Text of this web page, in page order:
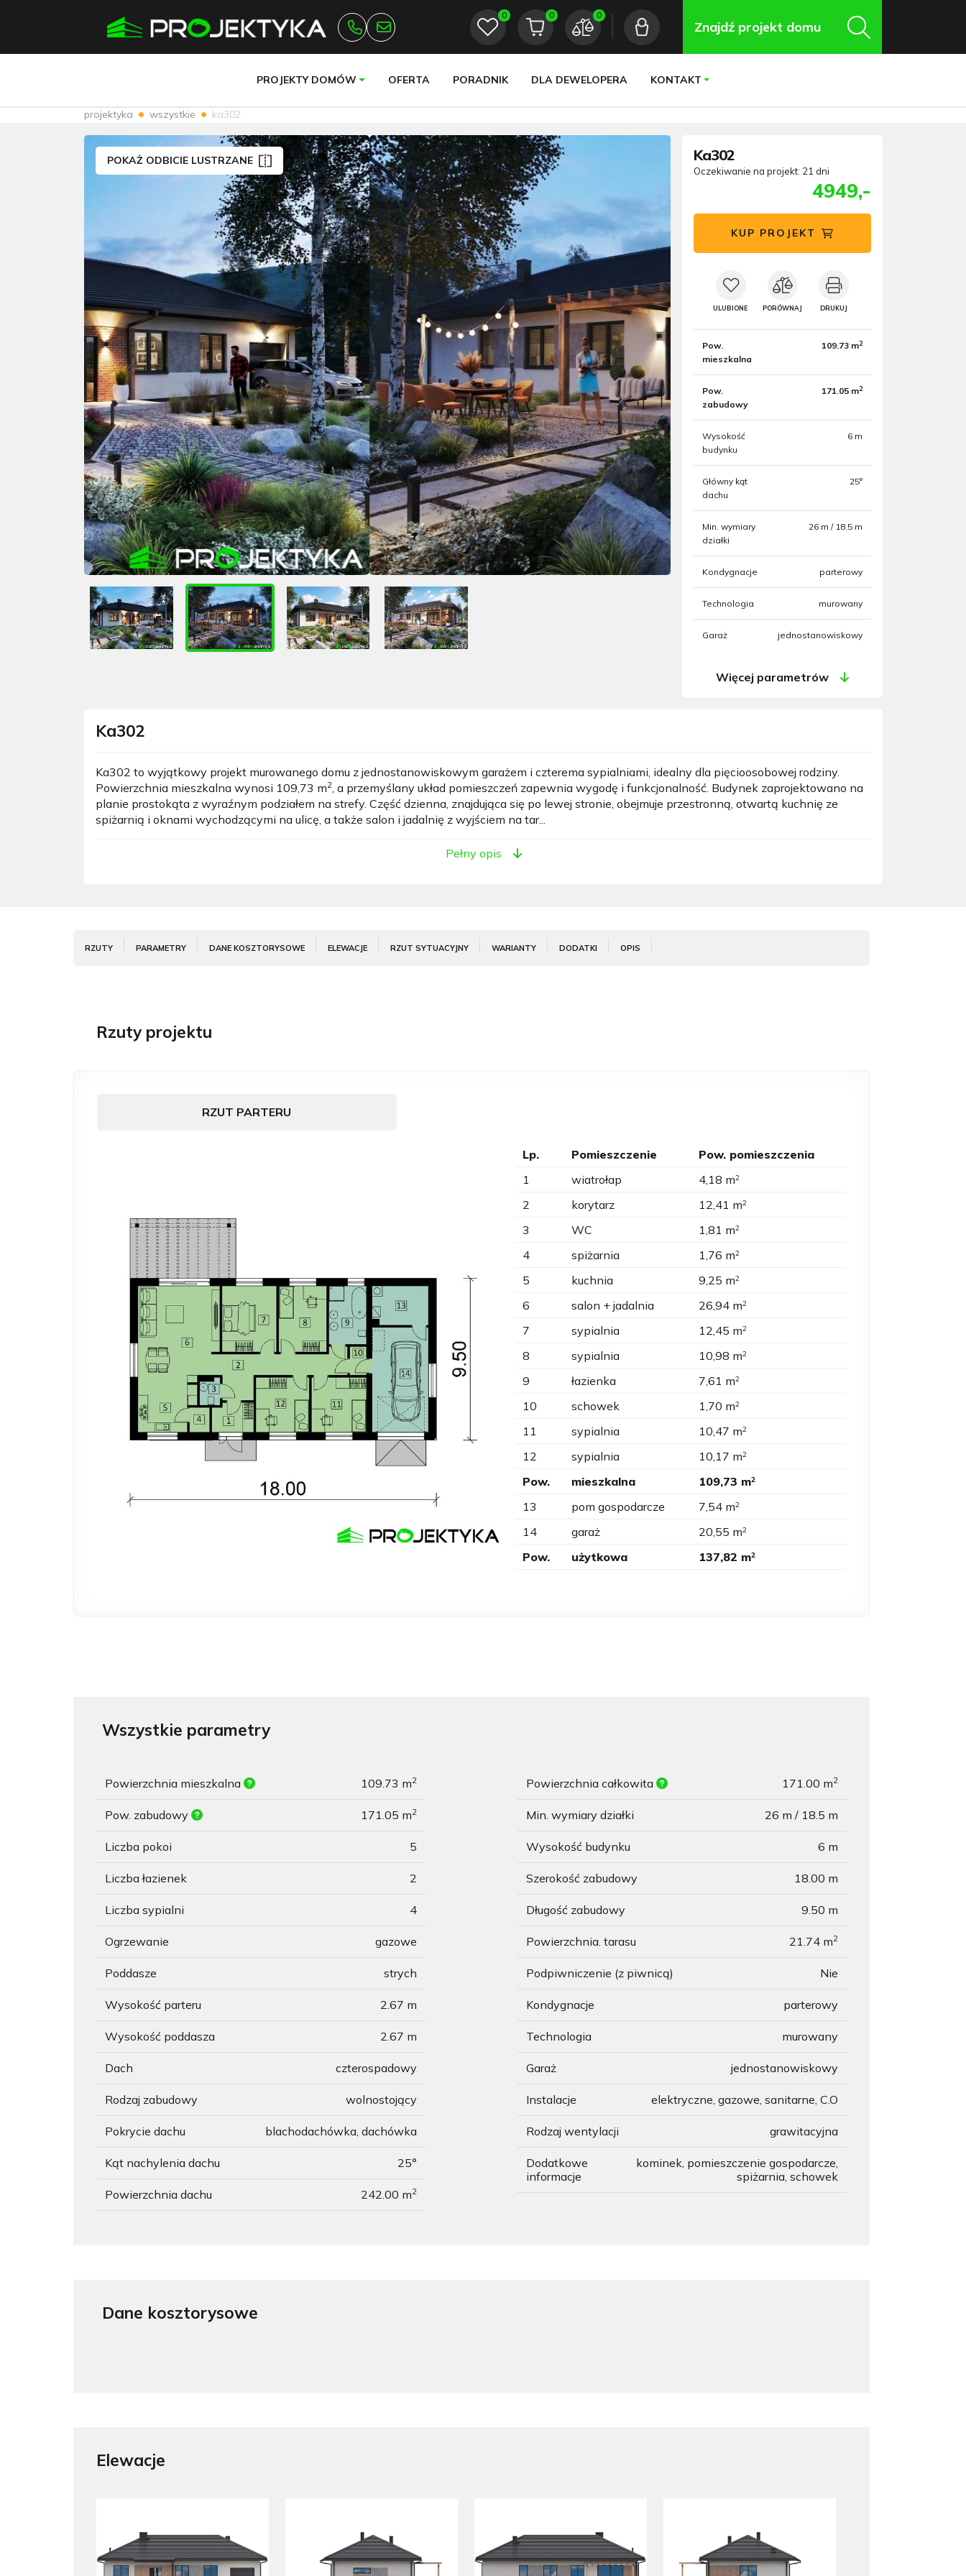
0 0 0
PROJEKTY DOMÓW OFERTA PORADNIK DLA DEWELOPERA KONTAKT
Znajdź projekt domu
projektyka wszystkie ka302
Ka302
Ka302 to wyjątkowy projekt murowanego domu z jednostanowiskowym garażem i czterema sypialniami, idealny dla pięcioosobowej rodziny.
Powierzchnia mieszkalna wynosi 109,73 m2, a przemyślany układ pomieszczeń zapewnia wygodę i funkcjonalność. Budynek zaprojektowano na
planie prostokąta z wyraźnym podziałem na strefy. Część dzienna, znajdująca się po lewej stronie, obejmuje przestronną, otwartą kuchnię ze
spiżarnią i oknami wychodzącymi na ulicę, a także salon i jadalnię z wyjściem na tar...
Pełny opis
POKAŻ ODBICIE LUSTRZANE Ka302
Oczekiwanie na projekt: 21 dni
4949,-
KUP PROJEKT
ULUBIONE PORÓWNAJ DRUKUJ
Pow.
mieszkalna
109.73 m2
Pow.
zabudowy
171.05 m2
Wysokość
budynku
6 m
Główny kąt
dachu
25°
Min. wymiary
działki
26 m / 18.5 m
Kondygnacje parterowy
Technologia murowany
Garaż jednostanowiskowy
Więcej parametrów
RZUTY PARAMETRY DANE KOSZTORYSOWE ELEWACJE RZUT SYTUACYJNY WARIANTY DODATKI OPIS
Rzuty projektu
RZUT PARTERU
Lp. Pomieszczenie
Pow. pomieszczenia
1
wiatrołap 4,18 m2
2 korytarz 12,41 m2
3 WC 1,81 m2
4 spiżarnia 1,76 m2
5 kuchnia 9,25 m2
6 salon + jadalnia 26,94 m2
7 sypialnia 12,45 m2
8 sypialnia 10,98 m2
9 łazienka 7,61 m2
10 schowek 1,70 m2
11 sypialnia 10,47 m2
12 sypialnia 10,17 m2
Pow. mieszkalna 109,73 m2
13 pom gospodarcze 7,54 m2
14 garaż 20,55 m2
Pow. użytkowa 137,82 m2
Wszystkie parametry
Powierzchnia mieszkalna 109.73 m2
Pow. zabudowy 171.05 m2
Liczba pokoi 5
Liczba łazienek 2
Liczba sypialni 4
Ogrzewanie gazowe
Poddasze strych
Wysokość parteru 2.67 m
Wysokość poddasza 2.67 m
Dach czterospadowy
Rodzaj zabudowy wolnostojący
Pokrycie dachu blachodachówka, dachówka
Kąt nachylenia dachu 25°
Powierzchnia dachu 242.00 m2
Powierzchnia całkowita 171.00 m2
Min. wymiary działki 26 m / 18.5 m
Wysokość budynku 6 m
Szerokość zabudowy 18.00 m
Długość zabudowy 9.50 m
Powierzchnia. tarasu 21.74 m2
Podpiwniczenie (z piwnicą) Nie
Kondygnacje parterowy
Technologia murowany
Garaż jednostanowiskowy
Instalacje elektryczne, gazowe, sanitarne, C.O
Rodzaj wentylacji grawitacyjna
Dodatkowe
informacje
kominek, pomieszczenie gospodarcze,
spiżarnia, schowek
Dane kosztorysowe
Elewacje